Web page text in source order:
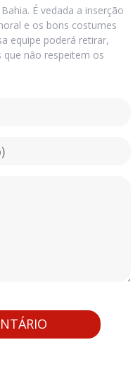
É vedada a inserção
e os bons costumes
equipe poderá retirar,
não respeitem os